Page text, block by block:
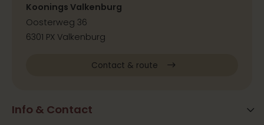
Info & Contact
Koonings Valkenburg
Oosterweg 36
6301 PX Valkenburg
Contact & route